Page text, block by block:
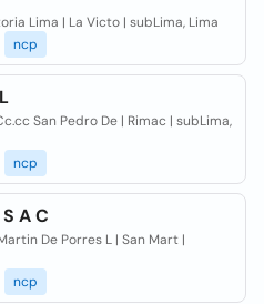
Lima | La Victo | subLima, Lima
ncp
San Pedro De | Rimac | subLima,
ncp
A C
De Porres L | San Mart |
ncp